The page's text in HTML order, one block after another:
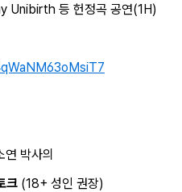
Unibirth 등 헌정곡 공연(1H)
박사의
크 (18+ 성인 권장)